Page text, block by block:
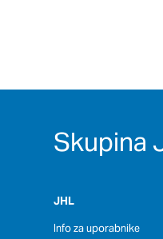
Skupina
JHL
Info za uporabnike